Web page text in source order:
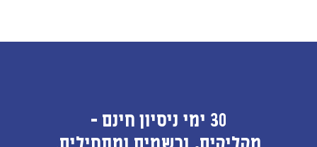
30 ימי ניסיון חינם -